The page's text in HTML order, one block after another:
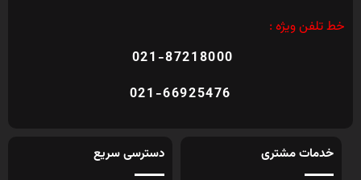
خط تلفن ویژه :
021-87218000
021-66925476
خدمات مشتری دسترسی سریع